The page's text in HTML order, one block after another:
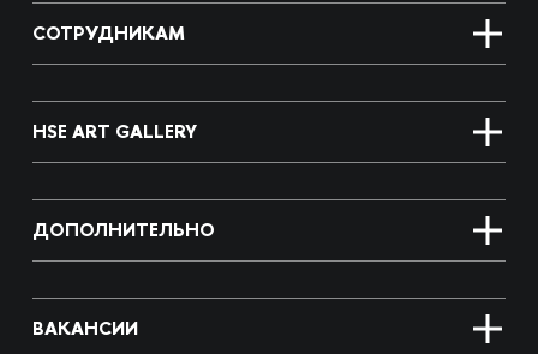
СОТРУДНИКАМ
HSE ART GALLERY
ДОПОЛНИТЕЛЬНО
ВАКАНСИИ